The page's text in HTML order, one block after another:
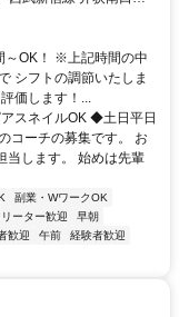
～OK！ ※上記時間の中
シフトの調節いたしま
価します！...
スネイルOK ◆土日平日
コーチの募集です。 お
当します。 始めは先輩
副業・WワークOK
リーター歓迎
早朝
歓迎 午前
経験者歓迎